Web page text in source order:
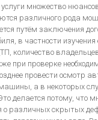
услуги множество
различного рода
путём заключения
в частности
количество
при проверке
провести осмотр
машины, а в некоторых
делается потому, что
о различных скрытых